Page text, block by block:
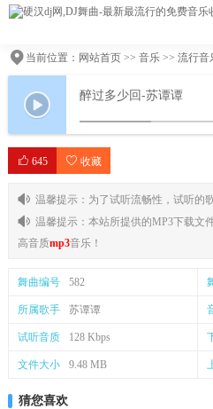
当前位置： 网站首页>> 音乐>> 流行音
醉过多少回-苏谭谭
645 收藏
温馨提示：为了试听流畅性，试听的
温馨提示：本站所提供的MP3下载文
高音质mp3音乐！
舞曲编号 582
所属歌手 苏谭谭
试听音质 128 Kbps
文件大小 9.48 MB
猜您喜欢